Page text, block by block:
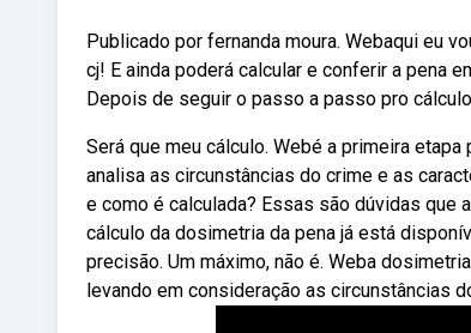
Publicado por fernanda moura. Webaqui eu
cj! E ainda poderá calcular e conferir a pena
Depois de seguir o passo a passo pro
Será que meu cálculo. Webé a primeira
analisa as circunstâncias do crime e as
e como é calculada? Essas são dúvidas que
cálculo da dosimetria da pena já está
precisão. Um máximo, não é. Weba
levando em consideração as circunstâncias